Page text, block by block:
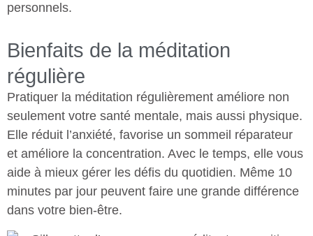
personnels.
Bienfaits de la méditation
régulière
Pratiquer la méditation régulièrement améliore non
seulement votre santé mentale, mais aussi physique.
Elle réduit l’anxiété, favorise un sommeil réparateur
et améliore la concentration. Avec le temps, elle vous
aide à mieux gérer les défis du quotidien. Même 10
minutes par jour peuvent faire une grande différence
dans votre bien-être.